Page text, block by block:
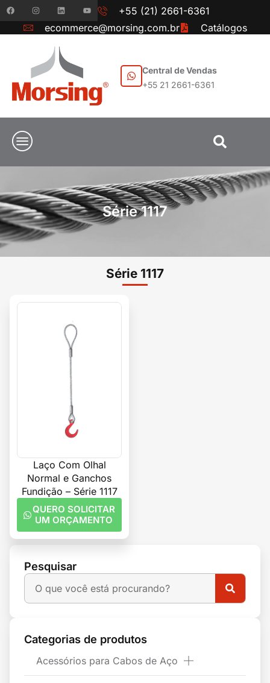
+55 (21) 2661-6361
ecommerce@morsing.com.br
Catálogos
Central de Vendas
+55 21 2661-6361
Série 1117
Pesquisar
Categorias de produtos
Acessórios para Cabos de Aço
Série 1117
Laço Com Olhal
Normal e Ganchos
Fundição – Série 1117
QUERO SOLICITAR
UM ORÇAMENTO